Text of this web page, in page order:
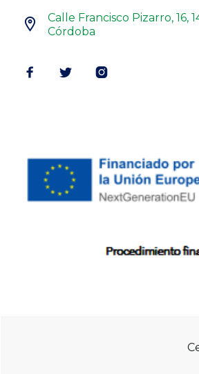

Calle Francisco Pizarro, 16,
Córdoba
  